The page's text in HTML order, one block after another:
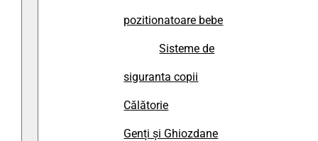
pozitionatoare bebe
Sisteme de
siguranta copii
Călătorie
Genți și Ghiozdane